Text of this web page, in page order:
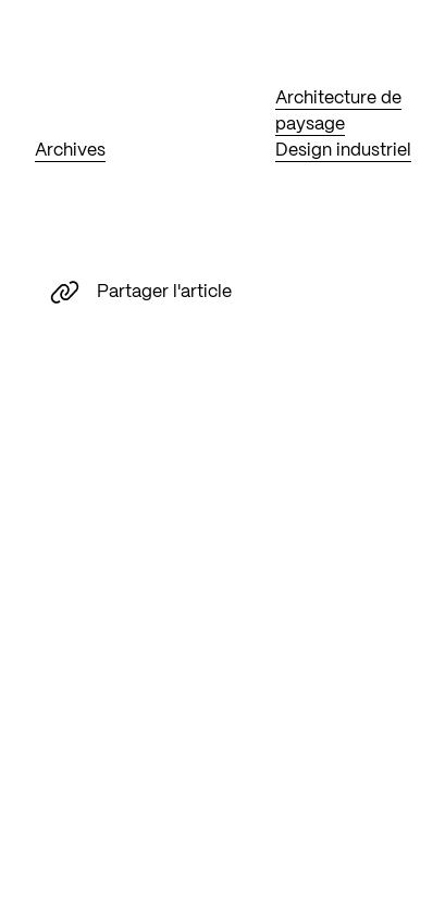
Archives
Architecture de
paysage
Design industriel
Partager l'article